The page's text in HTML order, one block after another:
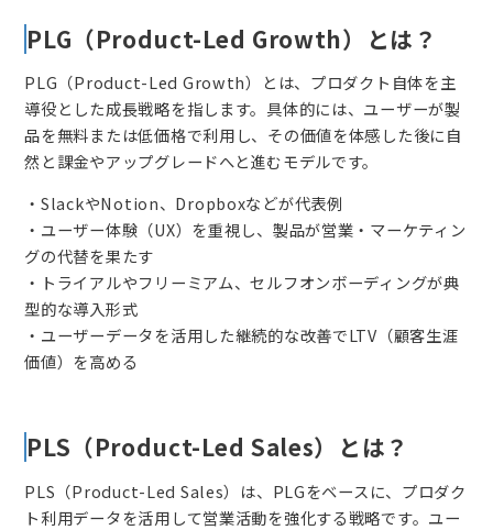
PLG（Product-Led Growth）とは？
PLG（Product-Led Growth）とは、プロダクト自体を主
導役とした成長戦略を指します。具体的には、ユーザーが製
品を無料または低価格で利用し、その価値を体感した後に自
然と課金やアップグレードへと進むモデルです。
・SlackやNotion、Dropboxなどが代表例
・ユーザー体験（UX）を重視し、製品が営業・マーケティン
グの代替を果たす
・トライアルやフリーミアム、セルフオンボーディングが典
型的な導入形式
・ユーザーデータを活用した継続的な改善でLTV（顧客生涯
価値）を高める
PLS（Product-Led Sales）とは？
PLS（Product-Led Sales）は、PLGをベースに、プロダク
ト利用データを活用して営業活動を強化する戦略です。ユー